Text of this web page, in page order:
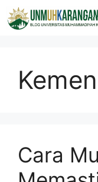
Langsung
ke
Cara